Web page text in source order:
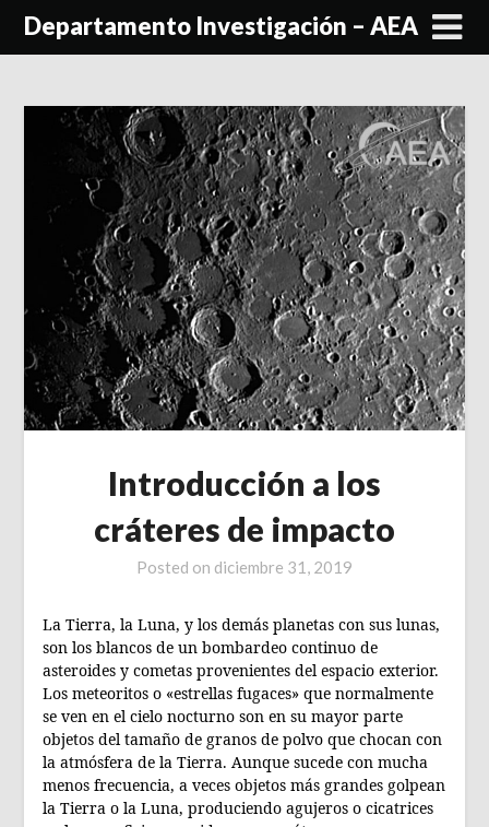
SkipDepartamento Investigación – AEA
Introducción a los
cráteres de impacto
Posted on diciembre 31, 2019
La Tierra, la Luna, y los demás planetas con sus lunas,
son los blancos de un bombardeo continuo de
asteroides y cometas provenientes del espacio exterior.
Los meteoritos o «estrellas fugaces» que normalmente
se ven en el cielo nocturno son en su mayor parte
objetos del tamaño de granos de polvo que chocan con
la atmósfera de la Tierra. Aunque sucede con mucha
menos frecuencia, a veces objetos más grandes golpean
la Tierra o la Luna, produciendo agujeros o cicatrices